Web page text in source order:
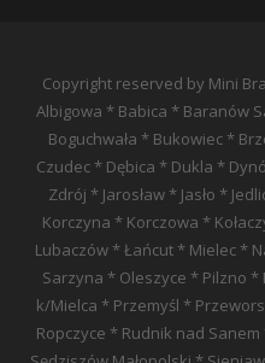
Copyright reserved by Mini
Albigowa * Babica * Baranów
Boguchwała * Bukowiec *
Czudec * Dębica * Dukla *
Zdrój * Jarosław * Jasło *
Korczyna * Korczowa *
Lubaczów * Łańcut * Mielec *
Sarzyna * Oleszyce * Pilzno *
k/Mielca * Przemyśl *
Ropczyce * Rudnik nad